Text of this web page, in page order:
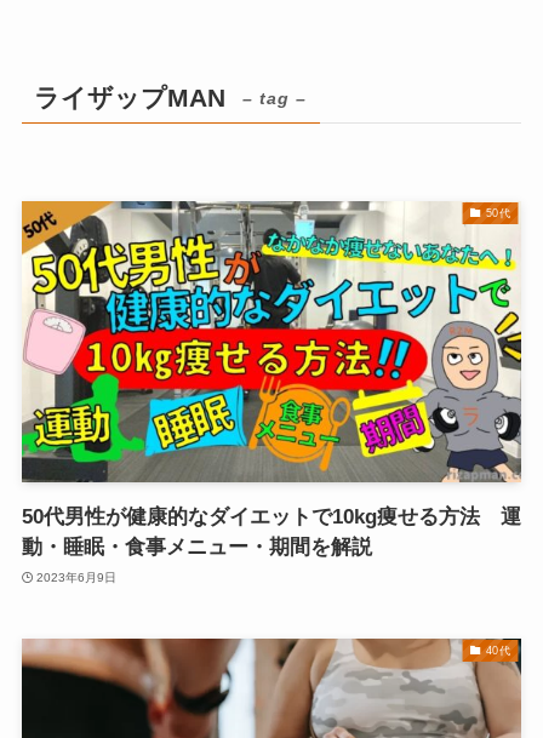
ライザップMAN – tag –
50代
50代男性が健康的なダイエットで10kg痩せる方法 運
動・睡眠・食事メニュー・期間を解説
2023年6月9日
40代